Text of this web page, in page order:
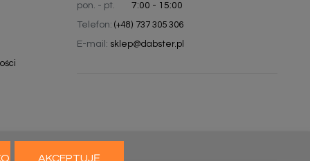
AKCEPTUJĘ
pon. - pt.
7:00 - 15:00
Telefon: (+48) 737 305 306
E-mail: sklep@dabster.pl